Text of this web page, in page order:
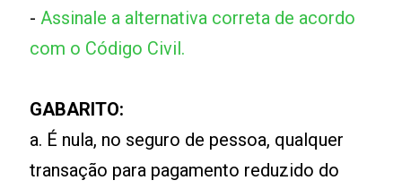
-Assinale a alternativa correta de acordo
com o Código Civil.
GABARITO:
a. É nula, no seguro de pessoa, qualquer
transação para pagamento reduzido do